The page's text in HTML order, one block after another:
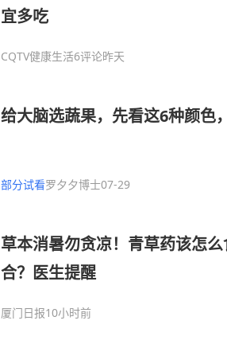
宜多吃
CQTV健康生活6评论昨天
给大脑选蔬果，先看这6种颜色
部分试看罗夕夕博士07-29
草本消暑勿贪凉！青草药该怎
合？医生提醒
厦门日报10小时前